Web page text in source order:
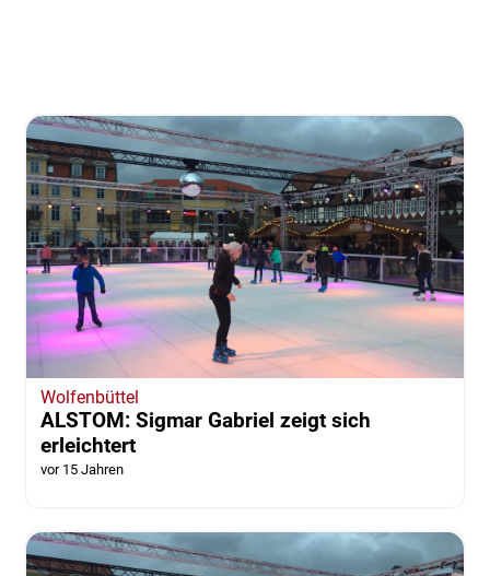
Wolfenbüttel
ALSTOM: Sigmar Gabriel zeigt sich
erleichtert
vor 15 Jahren